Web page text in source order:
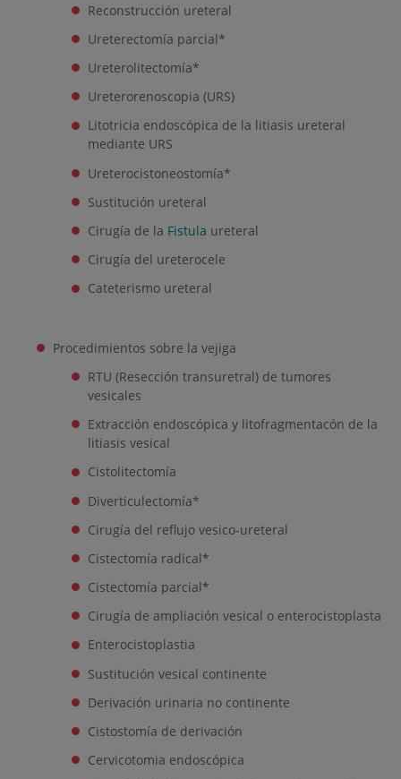
Reconstrucción ureteral
Ureterectomía parcial*
Ureterolitectomía*
Ureterorenoscopia (URS)
Litotricia endoscópica de la litiasis ureteral
mediante URS
Ureterocistoneostomía*
Sustitución ureteral
Cirugía de la Fistula ureteral
Cirugía del ureterocele
Cateterismo ureteral
Procedimientos sobre la vejiga
RTU (Resección transuretral) de tumores
vesicales
Extracción endoscópica y litofragmentacón de la
litiasis vesical
Cistolitectomía
Diverticulectomía*
Cirugía del reflujo vesico-ureteral
Cistectomía radical*
Cistectomía parcial*
Cirugía de ampliación vesical o enterocistoplasta
Enterocistoplastia
Sustitución vesical continente
Derivación urinaria no continente
Cistostomía de derivación
Cervicotomia endoscópica